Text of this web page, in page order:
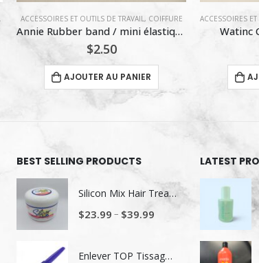
ACCESSOIRES ET OUTILS DE TRAVAIL , CHOUCHOU
Watinc Chouchou / #1 Noir
$4.99
AJOUTER AU PANIER
ACCESSOIRES
BEST SELLING PRODUCTS
Silicon Mix Hair Treatment
$23.99 – $39.99
Enlever TOP Tissage/ Lavage de tête
LATEST